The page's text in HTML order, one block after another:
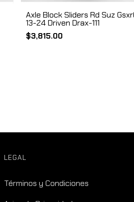
Axle Block Sliders Rd Suz
13-24 Driven Drax-111
$3,815.00
LEGAL
Términos y Condiciones